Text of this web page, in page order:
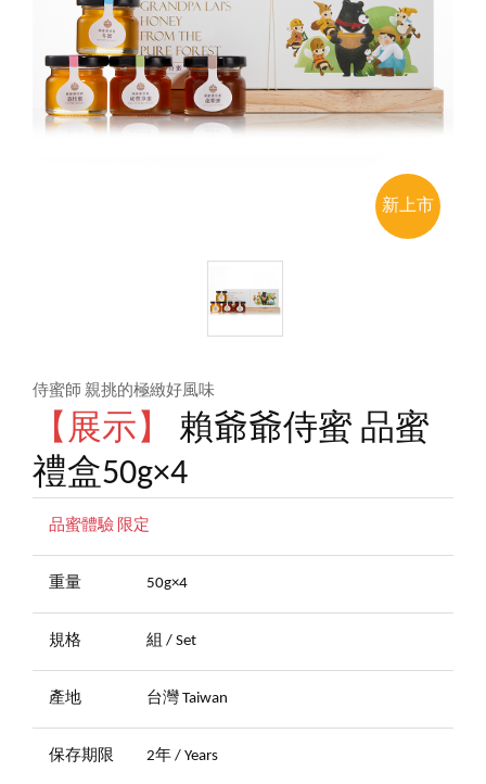
新上市
侍蜜師 親挑的極緻好風味
【展示】
賴爺爺侍蜜 品蜜
禮盒50g×4
品蜜體驗 限定
重量 50g×4
規格 組 / Set
產地 台灣 Taiwan
保存期限 2年 / Years